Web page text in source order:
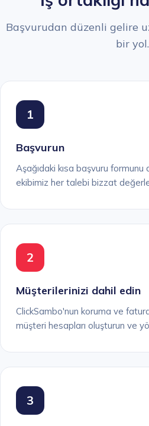
Başvurudan düzenli gelire
bir yol.
1
Başvurun
Aşağıdaki kısa başvuru formunu
ekibimiz her talebi bizzat
2
Müşterilerinizi dahil edin
ClickSambo'nun koruma ve
müşteri hesapları oluşturun ve
3